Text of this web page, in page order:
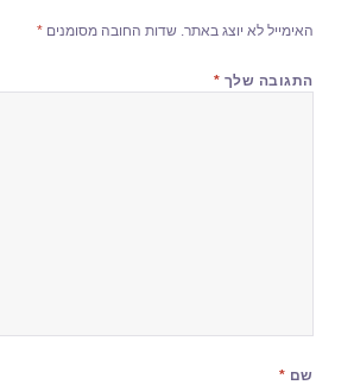
האימייל לא יוצג באתר. שדות החובה מסומנים*
התגובה שלך *
שם *